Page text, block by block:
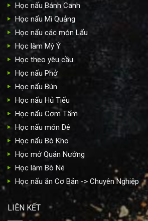
Học nấu Bánh Canh
Học nấu Mì Quảng
Học nấu các món Lẩu
Học làm Mỳ Ý
Học theo yêu cầu
Học nấu Phở
Học nấu Bún
Học nấu Hủ Tiếu
Học nấu Cơm Tấm
Học nấu món Dê
Học nấu Bò Kho
Học mở Quán Nướng
Học làm Bò Né
Học nấu ăn Cơ Bản -> Chuyên Nghiệp
LIÊN KẾT